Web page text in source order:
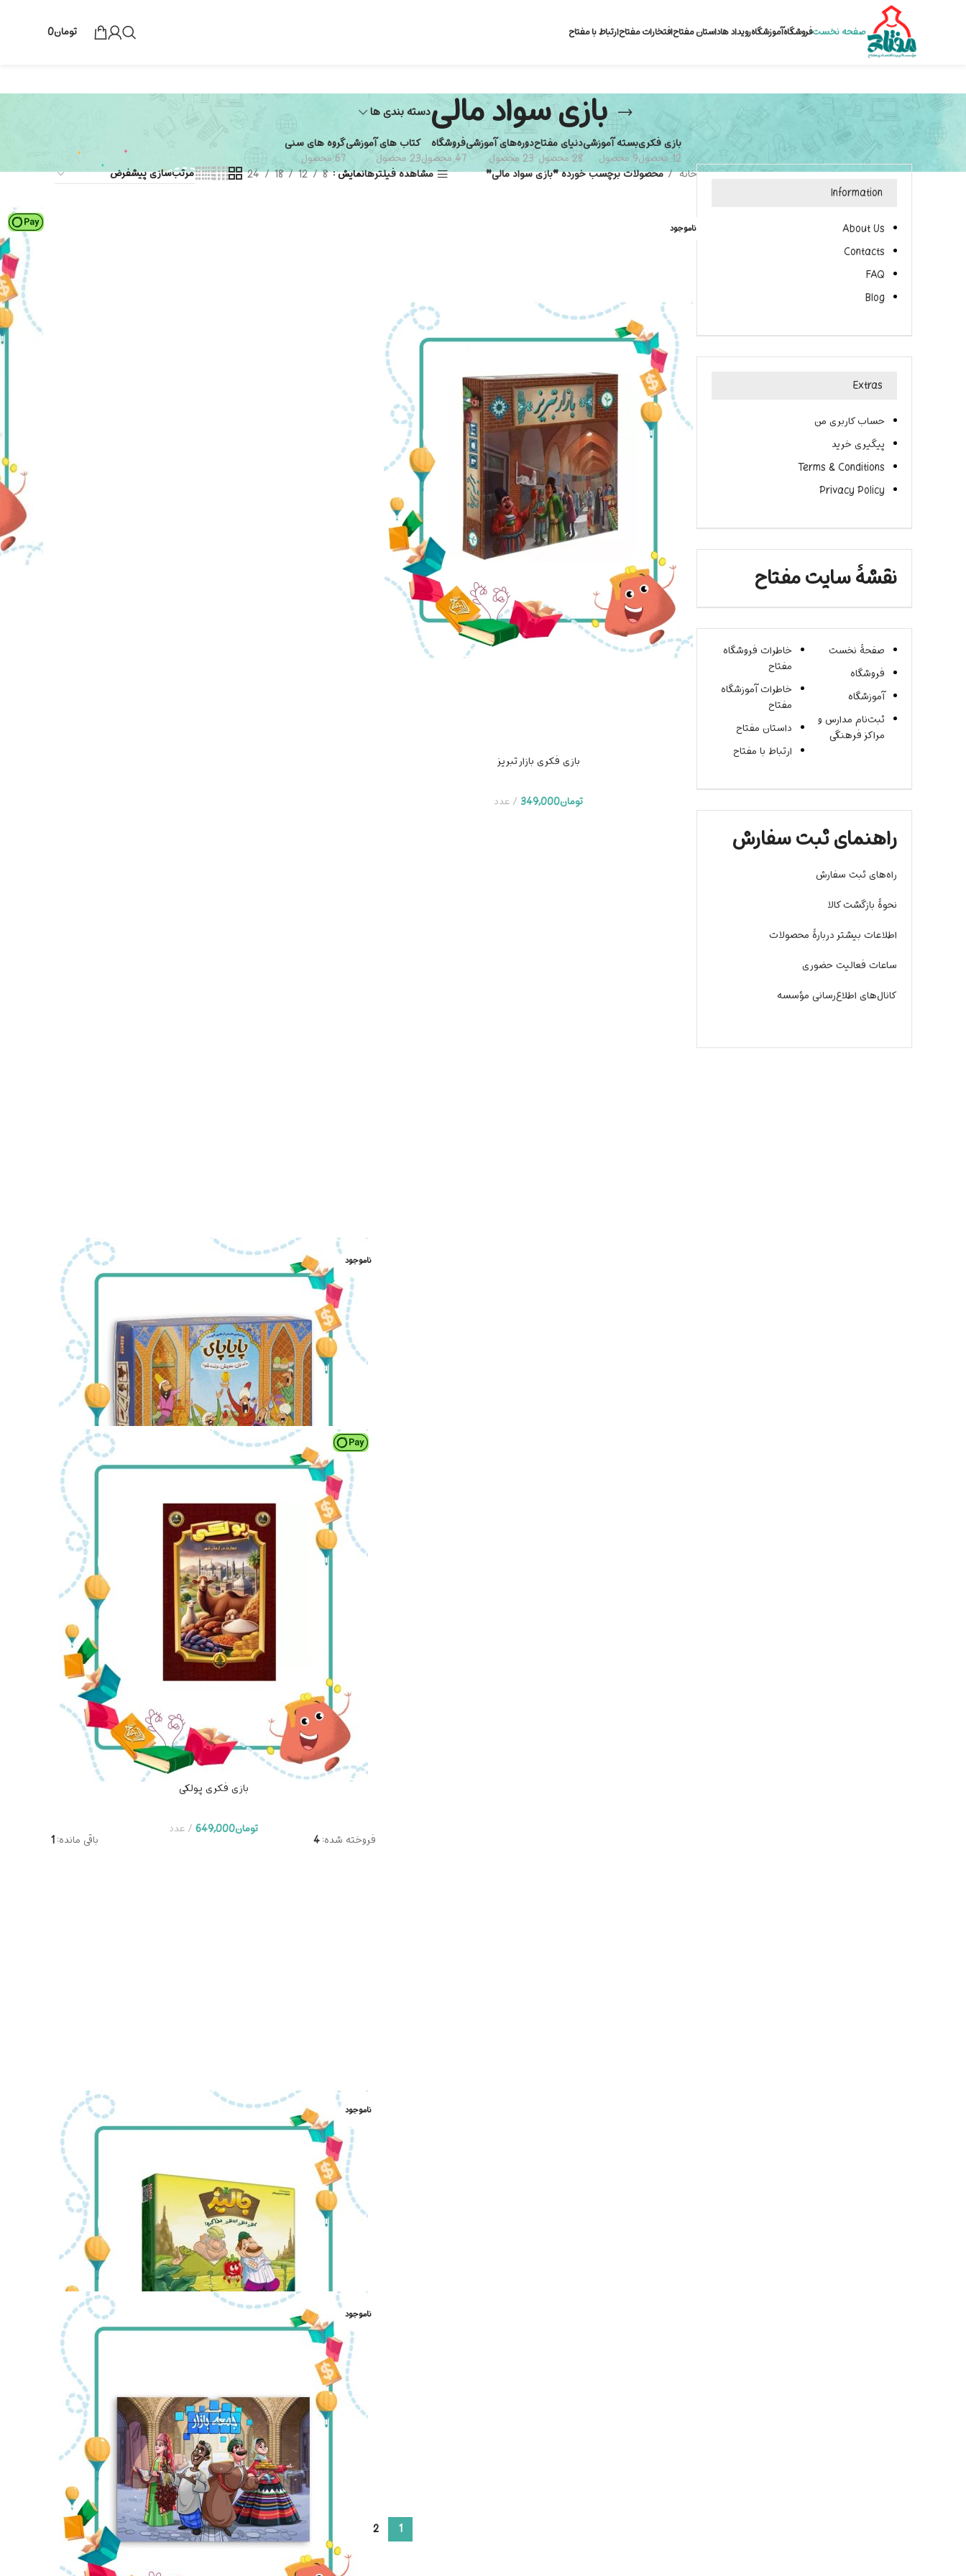
صفحه نخستفروشگاهآموزشگاهرویداد هاداستان مفتاحافتخارات مفتاحارتباط با مفتاح تومان0
بازی سواد مالیدسته بندی ها
بازی فکری
12 محصول
بسته آموزشی
9 محصول
دنیای مفتاح
28 محصول
دوره‌های آموزشی
23 محصول
فروشگاه
47 محصول
کتاب های آموزشی
23 محصول
گروه های سنی
67 محصول
Information
About Us
Contacts
FAQ
Blog
Extras
حساب کاربری من
پیگیری خرید
Terms & Conditions
Privacy Policy
نقشۀ سایت مفتاح
صفحۀ نخست
فروشگاه
آموزشگاه
ثبت‌نام مدارس و
مراکز فرهنگی
خاطرات فروشگاه
مفتاح
خاطرات آموزشگاه
مفتاح
داستان مفتاح
ارتباط با مفتاح
راهنمای ثبت سفارش
راه‌های ثبت سفارش
نحوۀ بازگشت کالا
اطلاعات بیشتر دربارۀ محصولات
ساعات فعالیت حضوری
کانال‌های اطلاع‌رسانی مؤسسه
خانه محصولات برچسب خورده “بازی سواد مالی” مشاهده فیلترهانمایش 8
12
18
24
ناموجود
بازی فکری بازار تبریز
تومان349,000 عدد
ناموجود
بازی فکری پایاپای
تومان399,000 عدد
بازی فکری پولکی
تومان649,000 عدد
فروخته شده:4 باقی مانده:1
ناموجود
بازی فکری جالیز
تومان1,190,000 عدد
ناموجود
1
2